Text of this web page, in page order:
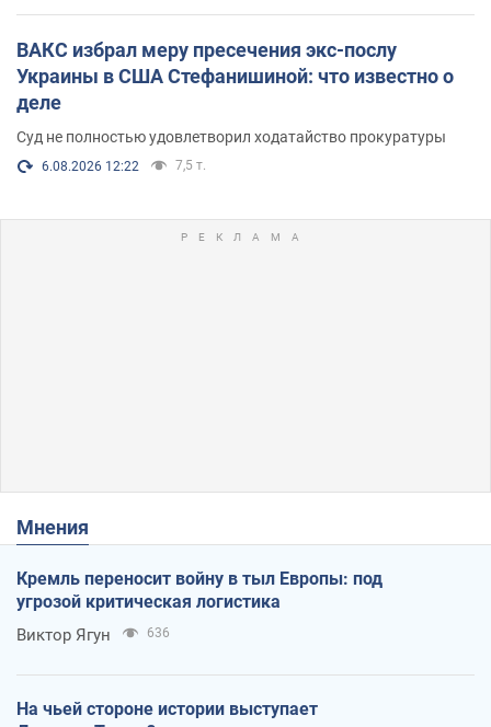
ВАКС избрал меру пресечения экс-послу
Украины в США Стефанишиной: что известно о
деле
Суд не полностью удовлетворил ходатайство прокуратуры
6.08.2026 12:22 7,5 т.
Мнения
Кремль переносит войну в тыл Европы: под
угрозой критическая логистика
Виктор Ягун 636
На чьей стороне истории выступает